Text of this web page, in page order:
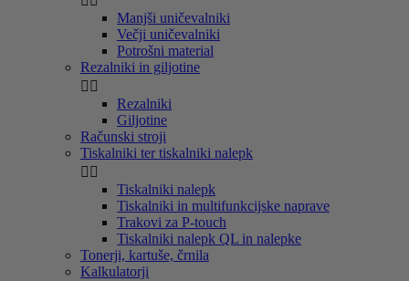
Manjši uničevalniki
Večji uničevalniki
Potrošni material
Rezalniki in giljotine
 
Rezalniki
Giljotine
Računski stroji
Tiskalniki ter tiskalniki nalepk
 
Tiskalniki nalepk
Tiskalniki in multifunkcijske naprave
Trakovi za P-touch
Tiskalniki nalepk QL in nalepke
Tonerji, kartuše, črnila
Kalkulatorji